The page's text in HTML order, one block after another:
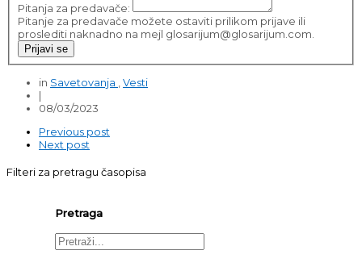
Pitanja za predavače:
Pitanje za predavače možete ostaviti prilikom prijave ili
proslediti naknadno na mejl glosarijum@glosarijum.com.
Prijavi se
in Savetovanja
Vesti
|
08/03/2023
Previous post
Next post
Filteri za pretragu časopisa
Pretraga